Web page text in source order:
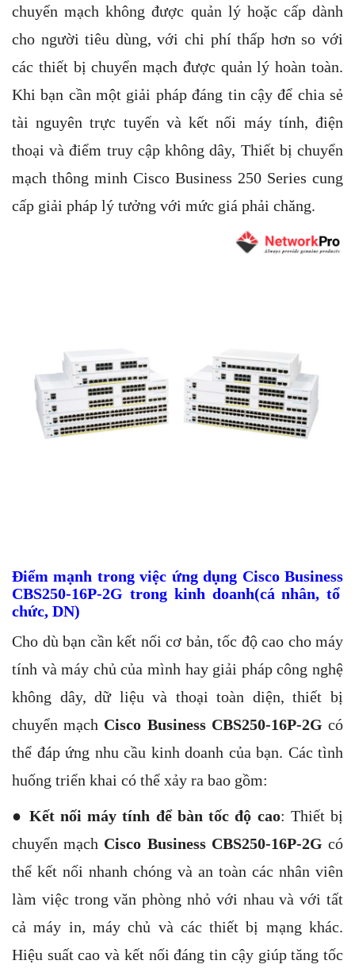
chuyển mạch không được quản lý hoặc cấp dành
cho người tiêu dùng, với chi phí thấp hơn so với
các thiết bị chuyển mạch được quản lý hoàn toàn.
Khi bạn cần một giải pháp đáng tin cậy để chia sẻ
tài nguyên trực tuyến và kết nối máy tính, điện
thoại và điểm truy cập không dây, Thiết bị chuyển
mạch thông minh Cisco Business 250 Series cung
cấp giải pháp lý tưởng với mức giá phải chăng.
Điểm mạnh trong việc ứng dụng Cisco Business
CBS250-16P-2G trong kinh doanh(cá nhân, tổ
chức, DN)
Cho dù bạn cần kết nối cơ bản, tốc độ cao cho máy
tính và máy chủ của mình hay giải pháp công nghệ
không dây, dữ liệu và thoại toàn diện, thiết bị
chuyển mạch Cisco Business CBS250-16P-2G có
thể đáp ứng nhu cầu kinh doanh của bạn. Các tình
huống triển khai có thể xảy ra bao gồm:
● Kết nối máy tính để bàn tốc độ cao: Thiết bị
chuyển mạch Cisco Business CBS250-16P-2G có
thể kết nối nhanh chóng và an toàn các nhân viên
làm việc trong văn phòng nhỏ với nhau và với tất
cả máy in, máy chủ và các thiết bị mạng khác.
Hiệu suất cao và kết nối đáng tin cậy giúp tăng tốc